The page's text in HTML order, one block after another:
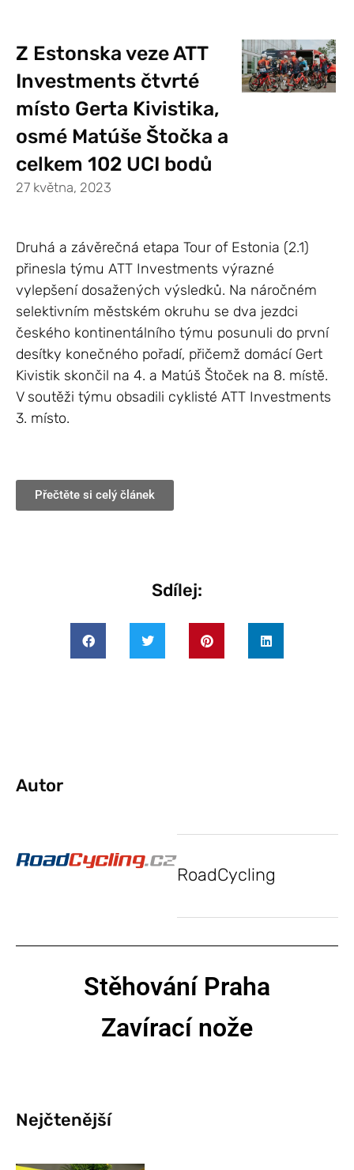
Z Estonska veze ATT
Investments čtvrté
místo Gerta Kivistika,
osmé Matúše Štočka a
celkem 102 UCI bodů
27 května, 2023
Druhá a závěrečná etapa Tour of Estonia (2.1)
přinesla týmu ATT Investments výrazné
vylepšení dosažených výsledků. Na náročném
selektivním městském okruhu se dva jezdci
českého kontinentálního týmu posunuli do první
desítky konečného pořadí, přičemž domácí Gert
Kivistik skončil na 4. a Matúš Štoček na 8. místě.
V soutěži týmu obsadili cyklisté ATT Investments
3. místo.
Přečtěte si celý článek
Sdílej:
Autor
RoadCycling
Stěhování Praha
Zavírací nože
Nejčtenější